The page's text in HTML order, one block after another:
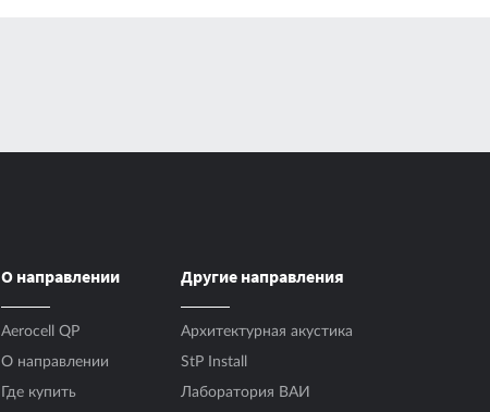
О направлении
Aerocell QP
О направлении
Где купить
Другие направления
Архитектурная акустика
StP Install
Лаборатория ВАИ